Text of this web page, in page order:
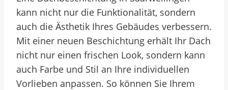
kann nicht nur die Funktionalität, sondern
auch die Ästhetik Ihres Gebäudes verbessern.
Mit einer neuen Beschichtung erhält Ihr Dach
nicht nur einen frischen Look, sondern kann
auch Farbe und Stil an Ihre individuellen
Vorlieben anpassen. So können Sie Ihrem